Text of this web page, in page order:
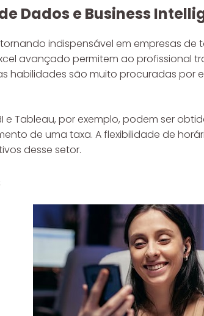
Dados e Business
indispensável em empresas de
avançado permitem ao profissional
habilidades são muito procuradas por
e Tableau, por exemplo, podem ser
de uma taxa. A flexibilidade de
desse setor.